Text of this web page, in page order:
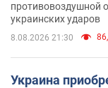
противовоздушной
украинских ударов
8.08.2026 21:30
Украина